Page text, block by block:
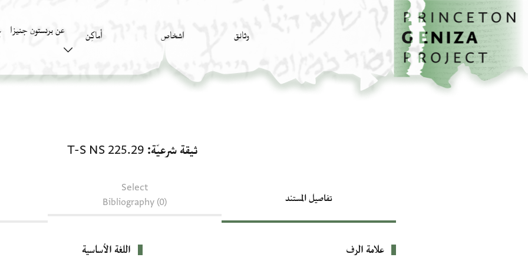
تخطي إلى المحتوى الرئيسي
الصفحة الرئيسية
وثائق اشخاص أَماكِن عن برنستون جنيزا
ثيقة شرعيّة T-S NS 225.29
تفاصيل المستند
Select
Bibliography (0)
بيانات التعريف
علامة الرف اللغة الأساسية